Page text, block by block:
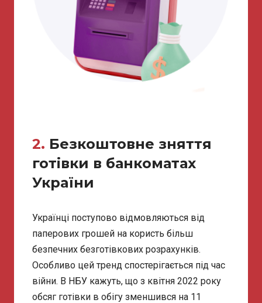
2. Безкоштовне зняття
готівки в банкоматах
України
Українці поступово відмовляються від
паперових грошей на користь більш
безпечних безготівкових розрахунків.
Особливо цей тренд спостерігається під час
війни. В НБУ кажуть, що з квітня 2022 року
обсяг готівки в обігу зменшився на 11